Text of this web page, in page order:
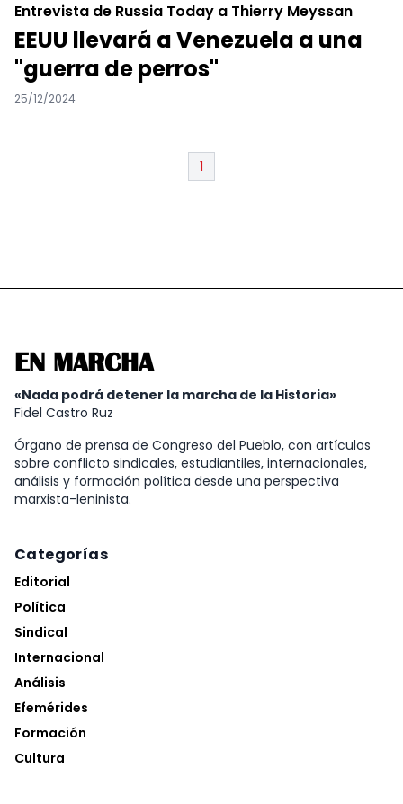
Entrevista de Russia Today a Thierry Meyssan
EEUU llevará a Venezuela a una
"guerra de perros"
25/12/2024
1
EN MARCHA
«Nada podrá detener la marcha de la Historia»
Fidel Castro Ruz
Órgano de prensa de Congreso del Pueblo, con artículos
sobre conflicto sindicales, estudiantiles, internacionales,
análisis y formación política desde una perspectiva
marxista-leninista.
Categorías
Editorial
Política
Sindical
Internacional
Análisis
Efemérides
Formación
Cultura